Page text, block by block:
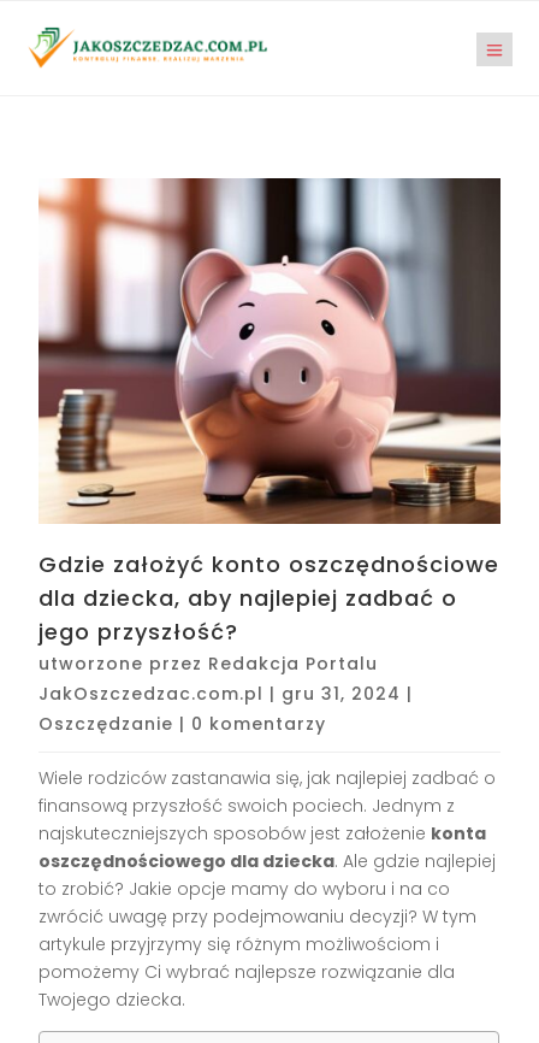
Gdzie założyć konto oszczędnościowe
dla dziecka, aby najlepiej zadbać o
jego przyszłość?
utworzone przez Redakcja Portalu
JakOszczedzac.com.pl | gru 31, 2024 |
Oszczędzanie | 0 komentarzy
Wiele rodziców zastanawia się, jak najlepiej zadbać o
finansową przyszłość swoich pociech. Jednym z
najskuteczniejszych sposobów jest założenie konta
oszczędnościowego dla dziecka. Ale gdzie najlepiej
to zrobić? Jakie opcje mamy do wyboru i na co
zwrócić uwagę przy podejmowaniu decyzji? W tym
artykule przyjrzymy się różnym możliwościom i
pomożemy Ci wybrać najlepsze rozwiązanie dla
Twojego dziecka.